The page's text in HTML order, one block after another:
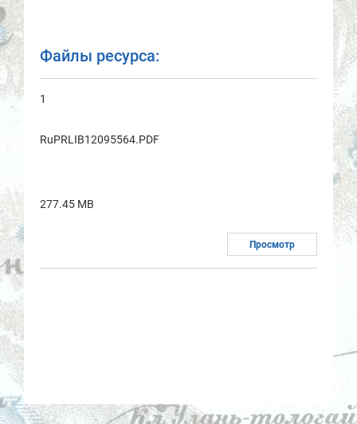
Файлы ресурса:
1
RuPRLIB12095564.PDF
277.45 MB
Просмотр